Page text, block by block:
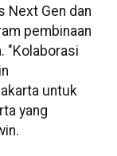
Next Gen dan
pembinaan
"Kolaborasi
untuk
yang